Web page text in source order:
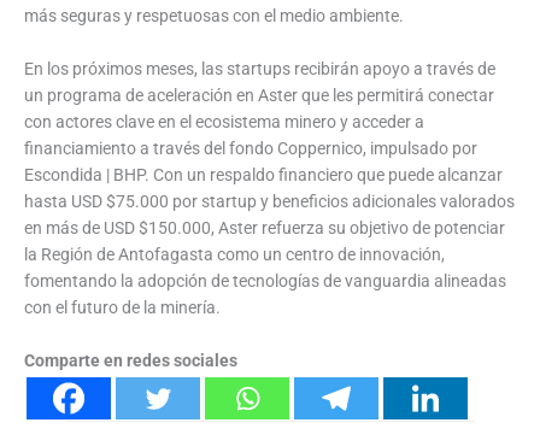
más seguras y respetuosas con el medio ambiente.
En los próximos meses, las startups recibirán apoyo a través de
un programa de aceleración en Aster que les permitirá conectar
con actores clave en el ecosistema minero y acceder a
financiamiento a través del fondo Coppernico, impulsado por
Escondida | BHP. Con un respaldo financiero que puede alcanzar
hasta USD $75.000 por startup y beneficios adicionales valorados
en más de USD $150.000, Aster refuerza su objetivo de potenciar
la Región de Antofagasta como un centro de innovación,
fomentando la adopción de tecnologías de vanguardia alineadas
con el futuro de la minería.
Comparte en redes sociales